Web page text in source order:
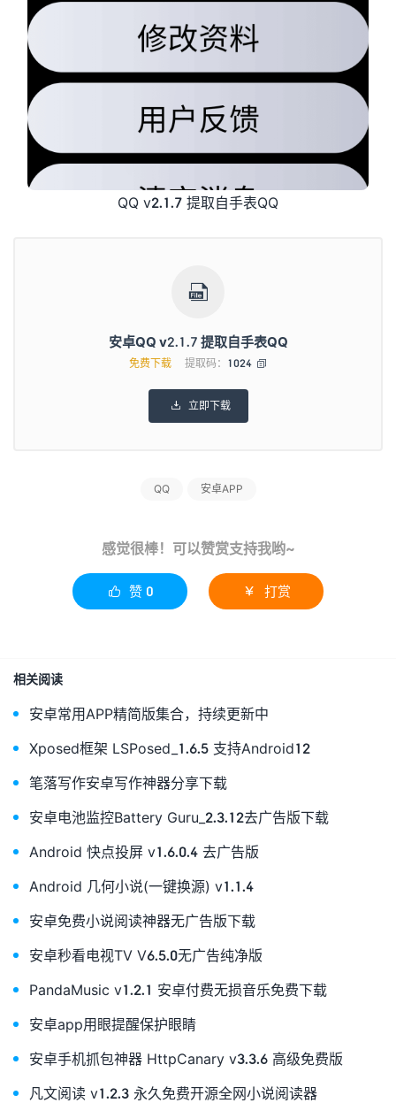
QQ v2.1.7 提取自手表QQ

安卓QQ v2.1.7 提取自手表QQ
免费下载 提取码： 1024 
 立即下载
QQ 安卓APP
感觉很棒！可以赞赏支持我哟~
 赞 0  打赏
相关阅读
安卓常用APP精简版集合，持续更新中
Xposed框架 LSPosed_1.6.5 支持Android12
笔落写作安卓写作神器分享下载
安卓电池监控Battery Guru_2.3.12去广告版下载
Android 快点投屏 v1.6.0.4 去广告版
Android 几何小说(一键换源) v1.1.4
安卓免费小说阅读神器无广告版下载
安卓秒看电视TV V6.5.0无广告纯净版
PandaMusic v1.2.1 安卓付费无损音乐免费下载
安卓app用眼提醒保护眼睛
安卓手机抓包神器 HttpCanary v3.3.6 高级免费版
凡文阅读 v1.2.3 永久免费开源全网小说阅读器